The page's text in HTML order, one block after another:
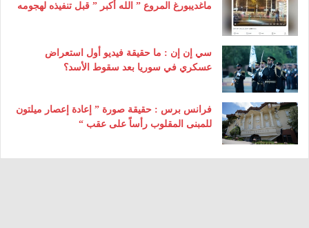
ماغديبورغ المروع ” الله أكبر ” قبل تنفيذه لهجومه
سي إن إن : ما حقيقة فيديو أول استعراض
عسكري في سوريا بعد سقوط الأسد؟
فرانس برس : حقيقة صورة ” إعادة إعصار ميلتون
للمبنى المقلوب رأساً على عقب “